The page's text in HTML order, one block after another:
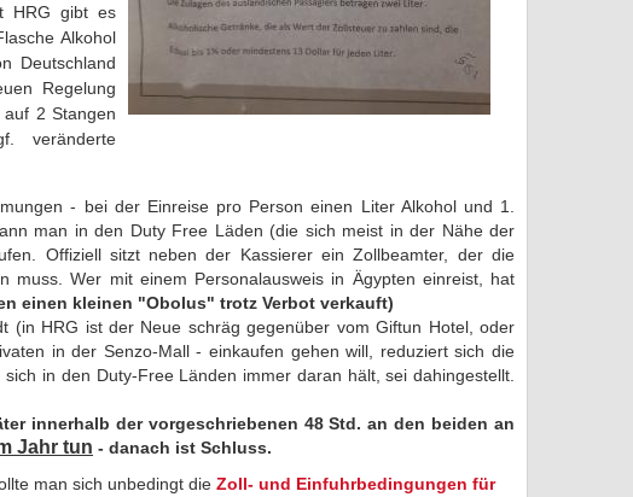
HRG gibt es
Alkohol
Deutschland
Regelung
2 Stangen
veränderte
- bei der Einreise pro Person einen Liter Alkohol und 1.
man in den Duty Free Läden (die sich meist in der Nähe der
Offiziell sitzt neben der Kassierer ein Zollbeamter, der die
muss.Wer mit einem Personalausweis in Ägypten einreist, hat
einen kleinen "Obolus" trotz Verbot verkauft)
(in HRG ist der Neue schräg gegenüber vom Giftun Hotel, oder
in der Senzo-Mall -einkaufen gehen will, reduziert sich die
in den Duty-Free Länden immer daran hält, sei dahingestellt.
innerhalb der vorgeschriebenen 48 Std.an den beiden an
Jahr tun - danach ist Schluss.
man sich unbedingt die Zoll- und Einfuhrbedingungen für